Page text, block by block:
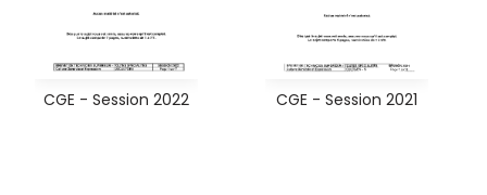
CGE - Session 2022 CGE - Session 2021